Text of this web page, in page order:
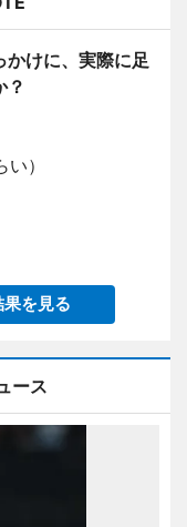
かけに、実際に足
？
）
果を見る
ース